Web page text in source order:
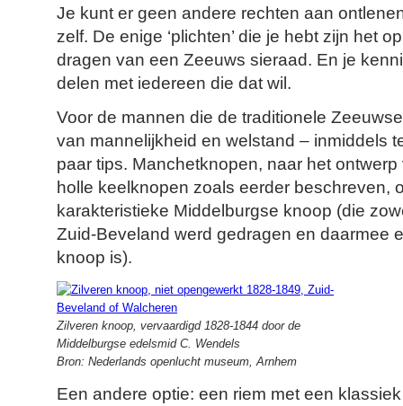
Je kunt er geen andere rechten aan
zelf. De enige ‘plichten’ die je hebt zijn het
dragen van een Zeeuws sieraad. En je
delen met iedereen die dat wil.
Voor de mannen die de traditionele
van mannelijkheid en welstand – inmiddels
paar tips. Manchetknopen, naar het
holle keelknopen zoals eerder beschreven,
karakteristieke Middelburgse knoop (die
Zuid-Beveland werd gedragen en daarmee
knoop is).
Zilveren knoop, vervaardigd 1828-1844 door de
Middelburgse edelsmid C. Wendels
Bron: Nederlands openlucht museum, Arnhem
Een andere optie: een riem met een